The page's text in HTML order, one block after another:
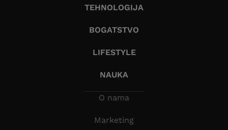
TEHNOLOGIJA
BOGATSTVO
LIFESTYLE
NAUKA
O nama
Marketing